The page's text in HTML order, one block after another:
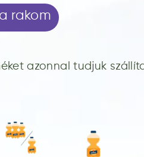
rakom
azonnal tudjuk